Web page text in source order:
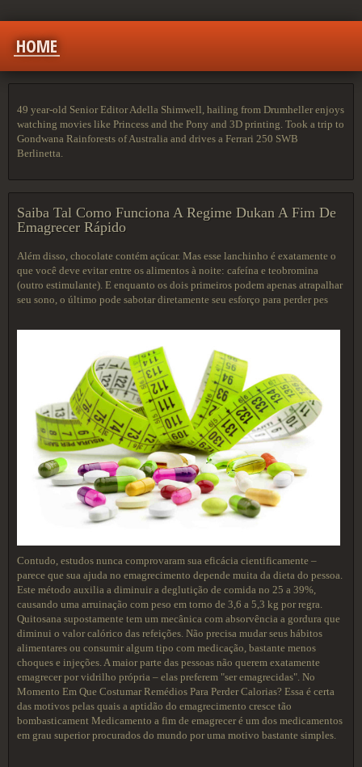
HOME
49 year-old Senior Editor Adella Shimwell, hailing from Drumheller enjoys
watching movies like Princess and the Pony and 3D printing. Took a trip to
Gondwana Rainforests of Australia and drives a Ferrari 250 SWB
Berlinetta.
Saiba Tal Como Funciona A Regime Dukan A Fim De
Emagrecer Rápido
Além disso, chocolate contém açúcar. Mas esse lanchinho é exatamente o
que você deve evitar entre os alimentos à noite: cafeína e teobromina
(outro estimulante). E enquanto os dois primeiros podem apenas atrapalhar
seu sono, o último pode sabotar diretamente seu esforço para perder pes
Contudo, estudos nunca comprovaram sua eficácia cientificamente –
parece que sua ajuda no emagrecimento depende muita da dieta do pessoa.
Este método auxilia a diminuir a deglutição de comida no 25 a 39%,
causando uma arruinação com peso em torno de 3,6 a 5,3 kg por regra.
Quitosana supostamente tem um mecânica com absorvência a gordura que
diminui o valor calórico das refeições. Não precisa mudar seus hábitos
alimentares ou consumir algum tipo com medicação, bastante menos
choques e injeções. A maior parte das pessoas não querem exatamente
emagrecer por vidrilho própria – elas preferem "ser emagrecidas". No
Momento Em Que Costumar Remédios Para Perder Calorias? Essa é certa
das motivos pelas quais a aptidão do emagrecimento cresce tão
bombasticament Medicamento a fim de emagrecer é um dos medicamentos
em grau superior procurados do mundo por uma motivo bastante simples.